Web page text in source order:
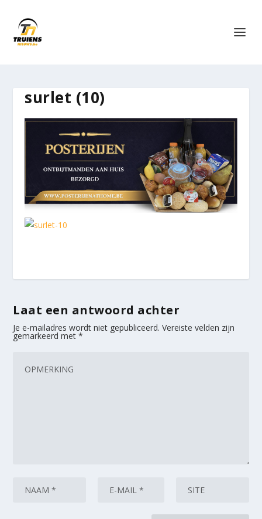
surlet (10)
Laat een antwoord achter
Je e-mailadres wordt niet gepubliceerd. Vereiste velden zijn
gemarkeerd met*